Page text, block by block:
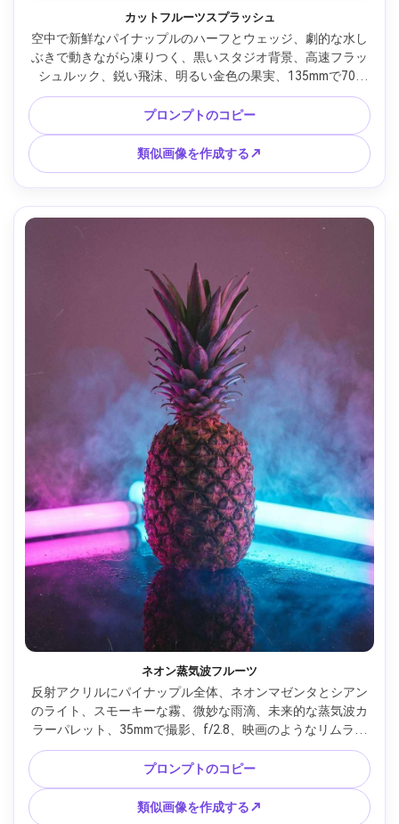
カットフルーツスプラッシュ
空中で新鮮なパイナップルのハーフとウェッジ、劇的な水し
ぶきで動きながら凍りつく、黒いスタジオ背景、高速フラッ
シュルック、鋭い飛沫、明るい金色の果実、135mmで70-
200mmで撮影、f/10、フォトリアルな商業飲料広告スタイ
ル、高コントラストの透明度、柔らかい映画のような照明 --
ar 4:5
プロンプトのコピー
類似画像を作成する↗
ネオン蒸気波フルーツ
反射アクリルにパイナップル全体、ネオンマゼンタとシアン
のライト、スモーキーな霧、微妙な雨滴、未来的な蒸気波カ
ラーパレット、35mmで撮影、f/2.8、映画のようなリムライ
ト、光沢のある反射、フォトリアルなスタジオシーン、すっ
きりとした構図 --ar 4:5
プロンプトのコピー
類似画像を作成する↗